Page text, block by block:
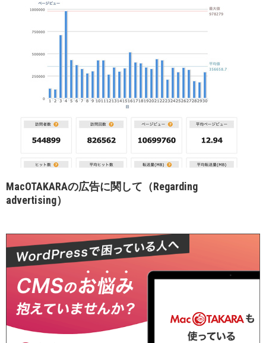
MacOTAKARAの広告に関して（Regarding
advertising）